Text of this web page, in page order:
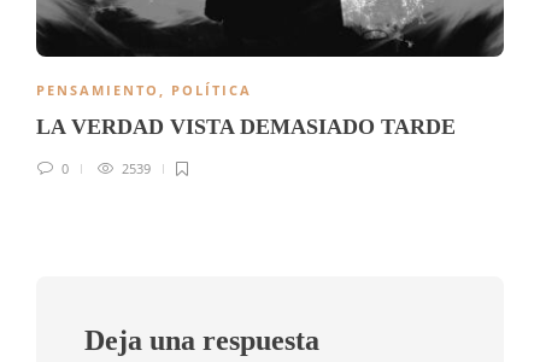
PENSAMIENTO POLÍTICA
LA VERDAD VISTA DEMASIADO TARDE
0 2539
Deja una respuesta